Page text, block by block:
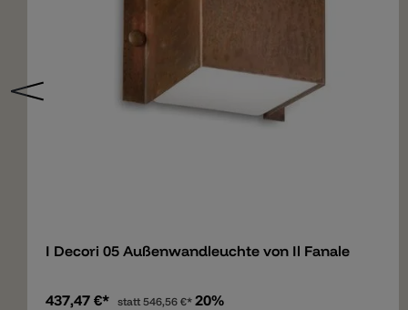
I Decori 05 Außenwandleuchte von Il Fanale
437,47 €* statt 546,56 €* 20%